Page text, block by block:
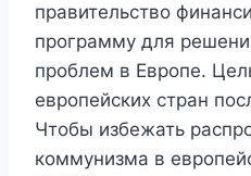
правительство
программу для
проблем в Европе.
европейских стран
Чтобы избежать
коммунизма в